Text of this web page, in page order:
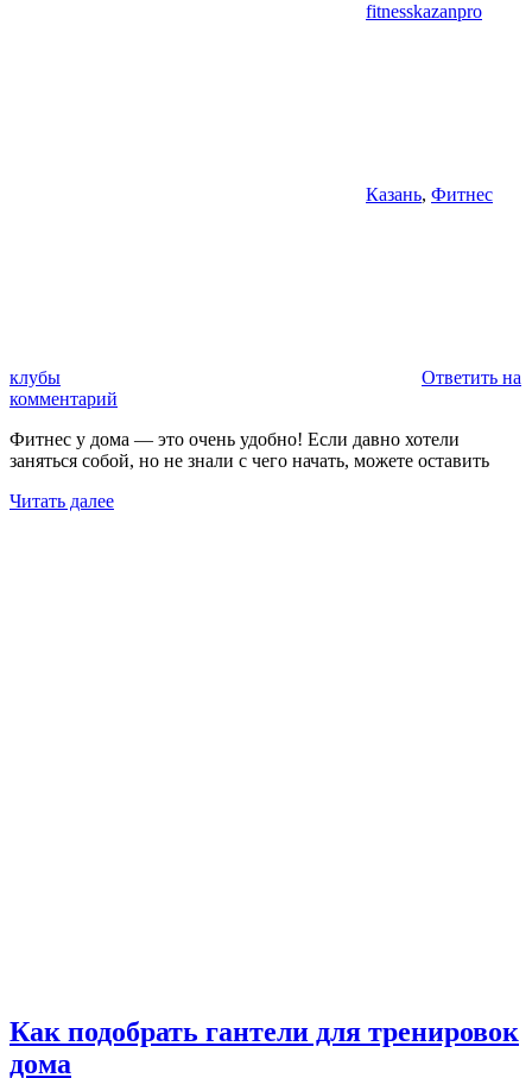
fitnesskazanpro
Казань, Фитнес
клубы
Ответить на
комментарий
Фитнес у дома — это очень удобно! Если давно хотели
заняться собой, но не знали с чего начать, можете оставить
Читать далее
Как подобрать гантели для тренировок
дома